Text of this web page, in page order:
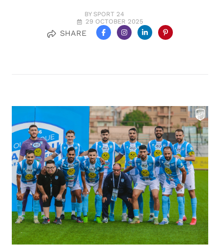
BY SPORT 24
29 OCTOBER 2025
SHARE